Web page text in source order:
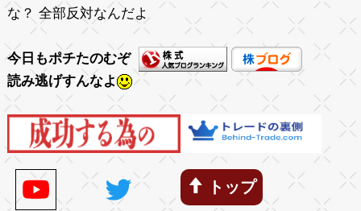
な？ 全部反対なんだよ
今日もポチたのむぞ
読み逃げすんなよ
トップ